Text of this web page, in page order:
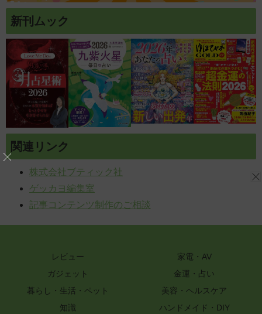
新刊ムック
関連リンク
株式会社ブティック社
ゲッカヨ編集室
記事コンテンツ制作のご相談
レビュー
家電・AV
ガジェット
金運・占い
暮らし・生活・ペット
美容・ヘルスケア
知識
ハンドメイド・DIY